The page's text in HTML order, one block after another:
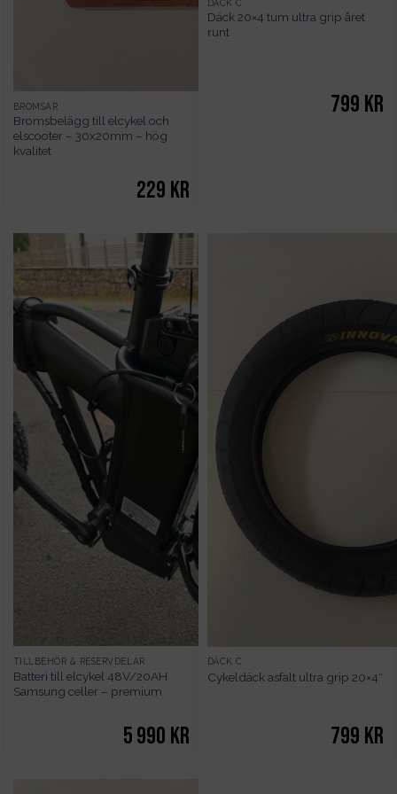
BROMSAR
Bromsbelägg till elcykel och
elscooter – 30x20mm – hög
kvalitet
229 kr
DÄCK C
Däck 20×4 tum ultra grip året
runt
799 kr
TILLBEHÖR & RESERVDELAR
Batteri till elcykel 48V/20AH
Samsung celler – premium
5 990 kr
DÄCK C
Cykeldäck asfalt ultra grip 20×4″
799 kr